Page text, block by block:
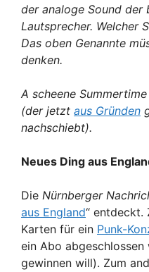
der analoge Sound der
Lautsprecher. Welcher
Das oben Genannte
denken.
A scheene
(der jetzt aus Gründen
nachschiebt).
Neues Ding aus
Die Nürnberger
aus England“ entdeckt.
Karten für ein Punk-
ein Abo abgeschlossen
gewinnen will). Zum